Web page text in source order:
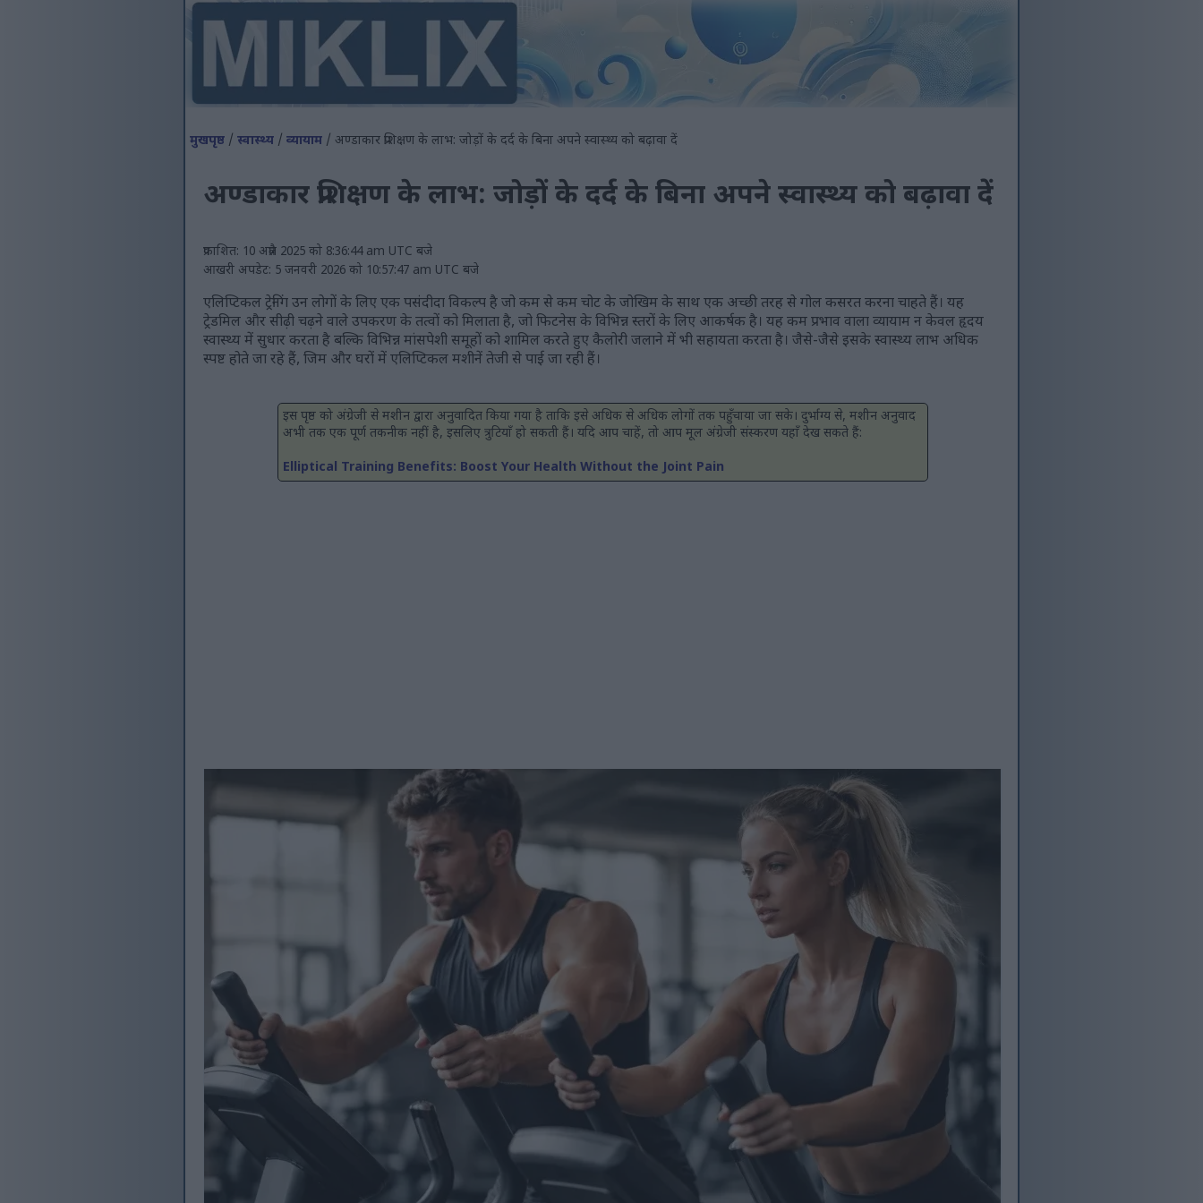
मुखपृष्ठ / स्वास्थ्य / व्यायाम / अण्डाकार प्रशिक्षण के लाभ: जोड़ों के दर्द के बिना अपने स्वास्थ्य को बढ़ावा दें
अण्डाकार प्रशिक्षण के लाभ: जोड़ों के दर्द के बिना अपने स्वास्थ्य को बढ़ावा दें
प्रकाशित: 10 अप्रैल 2025 को 8:36:44 am UTC बजे
आखरी अपडेट: 5 जनवरी 2026 को 10:57:47 am UTC बजे
एलिप्टिकल ट्रेनिंग उन लोगों के लिए एक पसंदीदा विकल्प है जो कम से कम चोट के जोखिम के साथ एक अच्छी तरह से गोल कसरत करना चाहते हैं। यह
ट्रेडमिल और सीढ़ी चढ़ने वाले उपकरण के तत्वों को मिलाता है, जो फिटनेस के विभिन्न स्तरों के लिए आकर्षक है। यह कम प्रभाव वाला व्यायाम न केवल हृदय
स्वास्थ्य में सुधार करता है बल्कि विभिन्न मांसपेशी समूहों को शामिल करते हुए कैलोरी जलाने में भी सहायता करता है। जैसे-जैसे इसके स्वास्थ्य लाभ अधिक
स्पष्ट होते जा रहे हैं, जिम और घरों में एलिप्टिकल मशीनें तेजी से पाई जा रही हैं।
इस पृष्ठ को अंग्रेजी से मशीन द्वारा अनुवादित किया गया है ताकि इसे अधिक से अधिक लोगों तक पहुँचाया जा सके। दुर्भाग्य से, मशीन अनुवाद
अभी तक एक पूर्ण तकनीक नहीं है, इसलिए त्रुटियाँ हो सकती हैं। यदि आप चाहें, तो आप मूल अंग्रेजी संस्करण यहाँ देख सकते हैं:
Elliptical Training Benefits: Boost Your Health Without the Joint Pain